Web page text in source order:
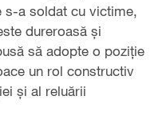
s-a soldat cu victime,
dureroasă și
să adopte o poziție
un rol constructiv
și al reluării